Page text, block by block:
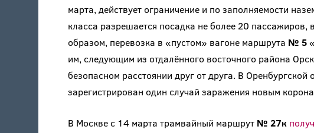
марта, действует ограничение и по заполняемости
класса разрешается посадка не более 20
образом, перевозка в «пустом» вагоне маршрута № 5
им, следующим из отдалённого восточного района
безопасном расстоянии друг от друга. В
зарегистрирован один случай заражения новым
В Москве с 14 марта трамвайный маршрут № 27к